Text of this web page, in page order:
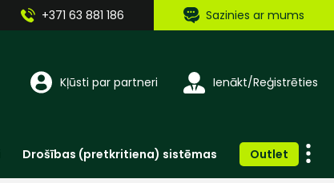
+371 63 881 186 Sazinies ar mums
Kļūsti par partneri Ienākt/Reģistrēties
Drošības (pretkritiena) sistēmas Outlet